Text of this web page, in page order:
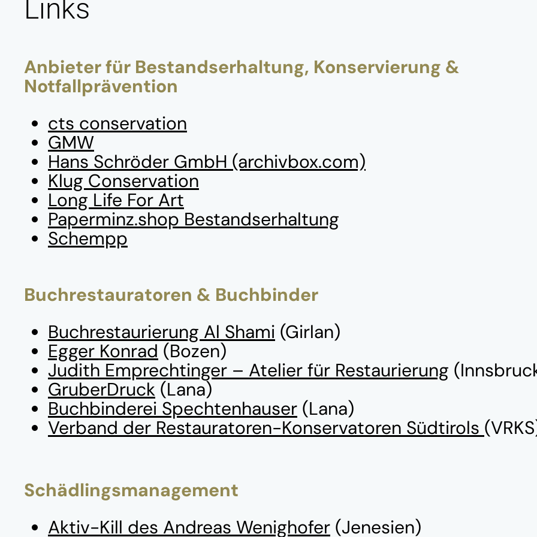
Links
Anbieter für Bestandserhaltung, Konservierung &
Notfallprävention
cts conservation
GMW
Hans Schröder GmbH (archivbox.com)
Klug Conservation
Long Life For Art
Paperminz.shop Bestandserhaltung
Schempp
Buchrestauratoren & Buchbinder
Buchrestaurierung Al Shami (Girlan)
Egger Konrad (Bozen)
Judith Emprechtinger – Atelier für Restaurierung
GruberDruck (Lana)
Buchbinderei Spechtenhauser (Lana)
Verband der Restauratoren-Konservatoren Südtirols
Schädlingsmanagement
Aktiv-Kill des Andreas Wenighofer (Jenesien)